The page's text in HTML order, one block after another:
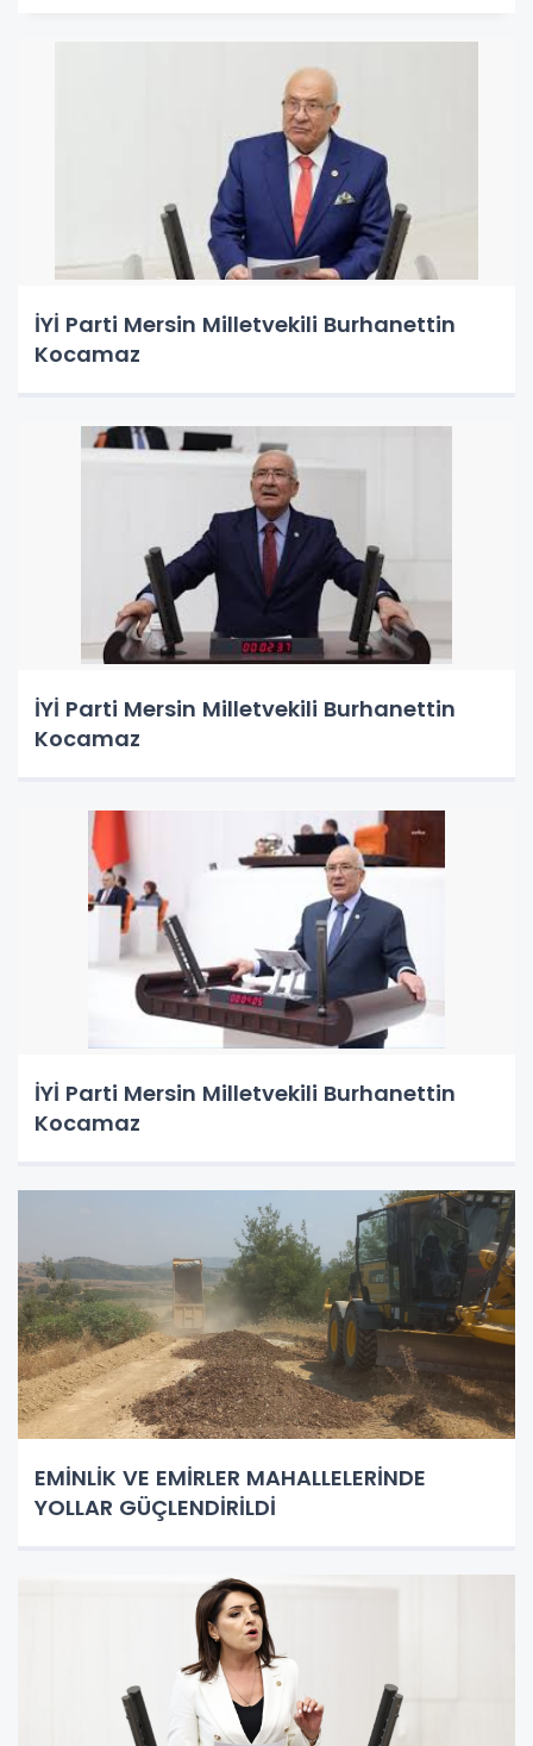
İYİ Parti Mersin Milletvekili Burhanettin
Kocamaz
İYİ Parti Mersin Milletvekili Burhanettin
Kocamaz
İYİ Parti Mersin Milletvekili Burhanettin
Kocamaz
EMİNLİK VE EMİRLER MAHALLELERİNDE
YOLLAR GÜÇLENDİRİLDİ